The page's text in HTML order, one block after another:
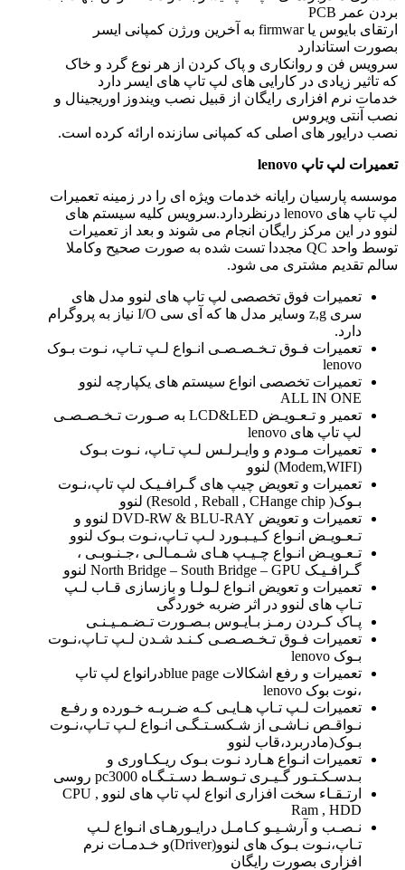
بردن عمر PCB
ارتقای بایوس یا firmwar به آخرین ورژن کمپانی ایسر
بصورت استاندارد
سرویس فن و روانکاری و پاک کردن از هر نوع گرد و خاک
که تاثیر زیادی در کارایی های لپ تاپ های ایسر دارد
خدمات نرم افزاری رایگان از قبیل نصب ویندوز اوریجینال و
نصب آنتی ویروس
نصب درایور های اصلی که کمپانی سازنده ارائه کرده است.
تعمیرات لپ تاپ
موسسه پارسیان رایانه خدمات ویژه ای را در زمینه تعمیرات
لپ تاپ های lenovo درنظردارد.سرویس کلیه سیستم های
لنوو در این مرکز رایگان انجام می شوند و بعد از تعمیرات
توسط واحد QC مجددا تست شده به صورت صحیح وکاملا
سالم تقدیم مشتری می شود.
تعمیرات فوق تخصصی لپ تاپ های لنوو مدل های
سری z,g وسایر مدل ها که آی سی I/O نیاز به پروگرام
دارد.
تعمیرات فـوق تـخـصـصـی انـواع لـپ تـاپ، نـوت بـوک
lenovo
تعمیرات تخصصی انواع سیستم های یکپارچه لنوو
ALL IN ONE
تعمیر و تـعـویـض LCD&LED به صـورت تـخـصـصـی
لپ تاپ های lenovo
تعمیرات مـودم و وایـرلـس لـپ تـاپ، نـوت بـوک
(Modem,WIFI) لنوو
تعمیرات و تعویض چیپ های گـرافـیـک لپ تاپ،نـوت
بـوک( Resold , Reball , CHange chip) لنوو
تعمیرات و تعویض DVD-RW & BLU-RAY لنوو و
تـعـویـض انـواع کـیـبـورد لـپ تـاپ،نـوت بـوک لنوو
تـعـویـض انـواع چـیـپ هـای شـمـالـی ،جـنـوبـی ،
گـرافـیـک North Bridge – South Bridge – GPU لنوو
تعمیرات و تعویض انـواع لـولـا و بازسازی قـاب لـپ
تـاپ های لنوو در اثر ضربه خوردگی
پـاک کـردن رمـز بـایـوس بـصـورت تـضـمـیـنـی
تعمیرات فـوق تـخـصـصـی کـنـد شـدن لـپ تـاپ،نـوت
بـوک lenovo
تعمیرات و رفع اشکالات blue pageدرانواع لپ تاپ
،نوت بوک lenovo
تعمیرات لـپ تـاپ هـایـی کـه ضـربـه خـورده و رفـع
نـواقـص نـاشـی از شـکسـتـگـی انـواع لـپ تـاپ،نـوت
بـوک(مادربرد،قاب لنوو
تعمیرات انـواع هـارد نـوت بـوک ریـکـاوری و
بـدسـکـتـور گـیـری تـوسـط دسـتـگـاه pc3000 روسی
ارتـقـاء سخت افزاری انواع لپ تاپ های لنوو CPU ,
Ram , HDD
نـصـب و آرشـیـو کـامـل درایـورهـای انـواع لـپ
تـاپ،نـوت بـوک های لنوو(Driver)و خـدمـات نرم
افزاری بصورت رایگان